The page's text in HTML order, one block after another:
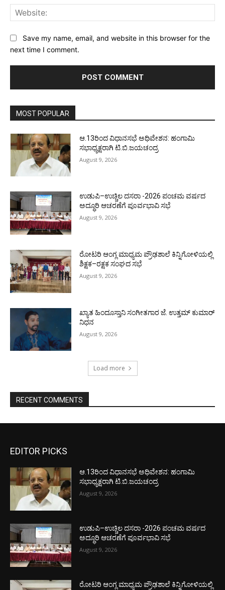
Save my name, email, and website in this browser for the
next time I comment.
MOST POPULAR
ಆ.13ರಿಂದ ವಿಧಾನಸಭೆ ಅಧಿವೇಶನ: ಹಂಗಾಮಿ
ಸಭಾಧ್ಯಕ್ಷರಾಗಿ ಟಿ.ಬಿ.ಜಯಚಂದ್ರ
August 9, 2026
ಉಡುಪಿ–ಉಚ್ಚಿಲ ದಸರಾ -2026 ಪಂಚಮ ವರ್ಷದ
ಅದ್ಧೂರಿ ಆಚರಣೆಗೆ ಪೂರ್ವಭಾವಿ ಸಭೆ
August 9, 2026
ರೋಟರಿ ಆಂಗ್ಲ ಮಾಧ್ಯಮ ಪ್ರೌಢಶಾಲೆ ಕಿನ್ನಿಗೋಳಿಯಲ್ಲಿ
ಶಿಕ್ಷಕ–ರಕ್ಷಕ ಸಂಘದ ಸಭೆ
August 9, 2026
ಖ್ಯಾತ ಹಿಂದೂಸ್ತಾನಿ ಸಂಗೀತಗಾರ ಜೆ. ಉತ್ತಮ್ ಕುಮಾರ್
ನಿಧನ
August 9, 2026
Load more
RECENT COMMENTS
EDITOR PICKS
ಆ.13ರಿಂದ ವಿಧಾನಸಭೆ ಅಧಿವೇಶನ: ಹಂಗಾಮಿ
ಸಭಾಧ್ಯಕ್ಷರಾಗಿ ಟಿ.ಬಿ.ಜಯಚಂದ್ರ
August 9, 2026
ಉಡುಪಿ–ಉಚ್ಚಿಲ ದಸರಾ -2026 ಪಂಚಮ ವರ್ಷದ
ಅದ್ಧೂರಿ ಆಚರಣೆಗೆ ಪೂರ್ವಭಾವಿ ಸಭೆ
August 9, 2026
ರೋಟರಿ ಆಂಗ್ಲ ಮಾಧ್ಯಮ ಪ್ರೌಢಶಾಲೆ ಕಿನ್ನಿಗೋಳಿಯಲ್ಲಿ